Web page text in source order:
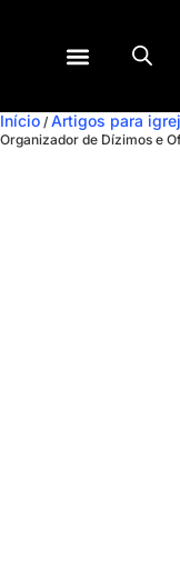
Início / Artigos para
Organizador de Dízimos e